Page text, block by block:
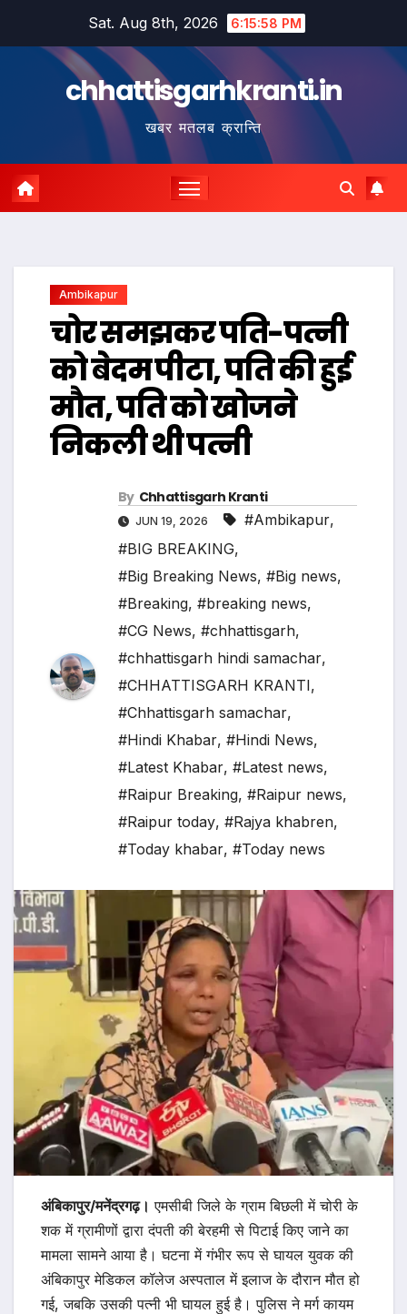
Sat. Aug 8th, 2026 6:15:59 PM
chhattisgarhkranti.in
खबर मतलब क्रान्ति
Ambikapur
चोर समझकर पति-पत्नी
को बेदम पीटा, पति की हुई
मौत, पति को खोजने
निकली थी पत्नी
By Chhattisgarh Kranti
JUN 19, 2026 #Ambikapur,
#BIG BREAKING,
#Big Breaking News, #Big news,
#Breaking, #breaking news,
#CG News, #chhattisgarh,
#chhattisgarh hindi samachar,
#CHHATTISGARH KRANTI,
#Chhattisgarh samachar,
#Hindi Khabar, #Hindi News,
#Latest Khabar, #Latest news,
#Raipur Breaking, #Raipur news,
#Raipur today, #Rajya khabren,
#Today khabar, #Today news
अंबिकापुर/मनेंद्रगढ़। एमसीबी जिले के ग्राम बिछली में चोरी के
शक में ग्रामीणों द्वारा दंपती की बेरहमी से पिटाई किए जाने का
मामला सामने आया है। घटना में गंभीर रूप से घायल युवक की
अंबिकापुर मेडिकल कॉलेज अस्पताल में इलाज के दौरान मौत हो
गई, जबकि उसकी पत्नी भी घायल हुई है। पुलिस ने मर्ग कायम